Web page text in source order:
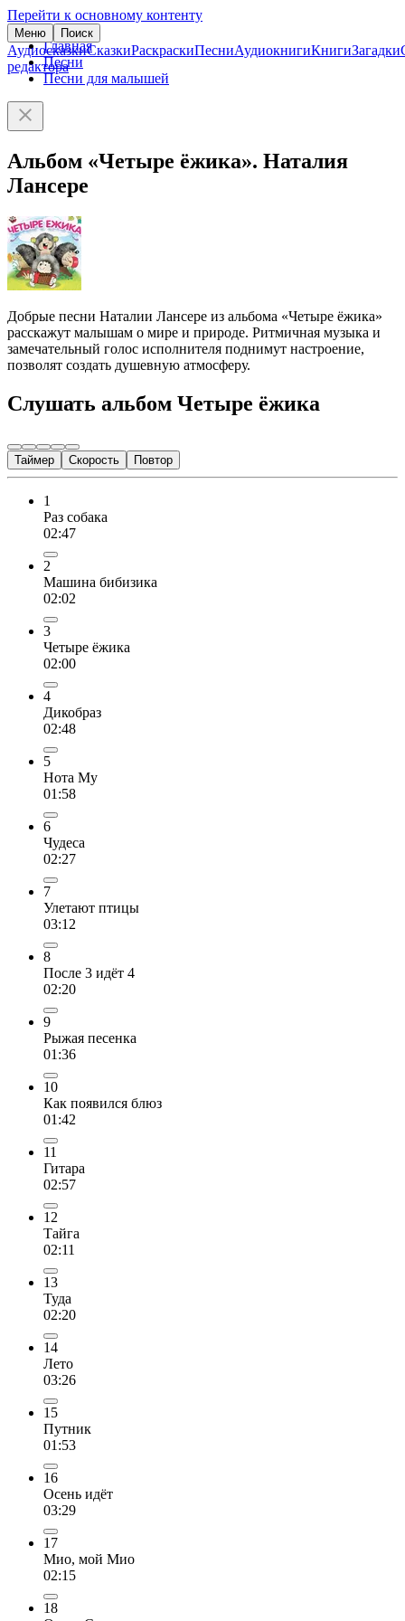
Перейти к основному контенту
Меню Поиск
АудиосказкиСказкиРаскраскиПесниАудиокнигиКнигиЗагадки
редактора
Главная
Песни
Песни для малышей
Альбом «Четыре ёжика». Наталия
Лансере
Добрые песни Наталии Лансере из альбома «Четыре ёжика»
расскажут малышам о мире и природе. Ритмичная музыка и
замечательный голос исполнителя поднимут настроение,
позволят создать душевную атмосферу.
Слушать альбом Четыре ёжика
Таймер Скорость Повтор
1
Раз собака
02:47
2
Машина бибизика
02:02
3
Четыре ёжика
02:00
4
Дикобраз
02:48
5
Нота Му
01:58
6
Чудеса
02:27
7
Улетают птицы
03:12
8
После 3 идёт 4
02:20
9
Рыжая песенка
01:36
10
Как появился блюз
01:42
11
Гитара
02:57
12
Тайга
02:11
13
Туда
02:20
14
Лето
03:26
15
Путник
01:53
16
Осень идёт
03:29
17
Мио, мой Мио
02:15
18